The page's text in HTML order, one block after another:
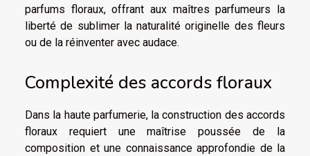
parfums floraux, offrant aux maîtres parfumeurs la
liberté de sublimer la naturalité originelle des fleurs
ou de la réinventer avec audace.
Complexité des accords floraux
Dans la haute parfumerie, la construction des accords
floraux requiert une maîtrise poussée de la
composition et une connaissance approfondie de la